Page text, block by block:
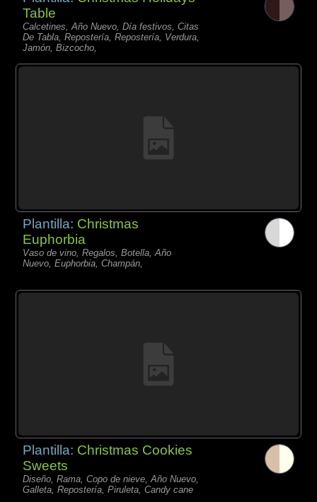
Table
Calcetines, Año Nuevo, Día festivos, Citas
De Tabla, Repostería, Repostería, Verdura,
Jamón, Bizcocho,
Plantilla: Christmas
Euphorbia
Vaso de vino, Regalos, Botella, Año
Nuevo, Euphorbia, Champán,
Plantilla: Christmas Cookies
Sweets
Diseño, Rama, Copo de nieve, Año Nuevo,
Galleta, Repostería, Piruleta, Candy cane